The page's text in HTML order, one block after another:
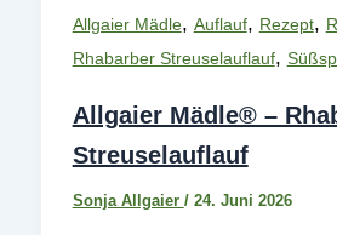
Allgaier Mädle, Auflauf, Rezept,
Rhabarber Streuselauflauf,
Allgaier Mädle® –
Streuselauflauf
Sonja Allgaier / 24. Juni 2026